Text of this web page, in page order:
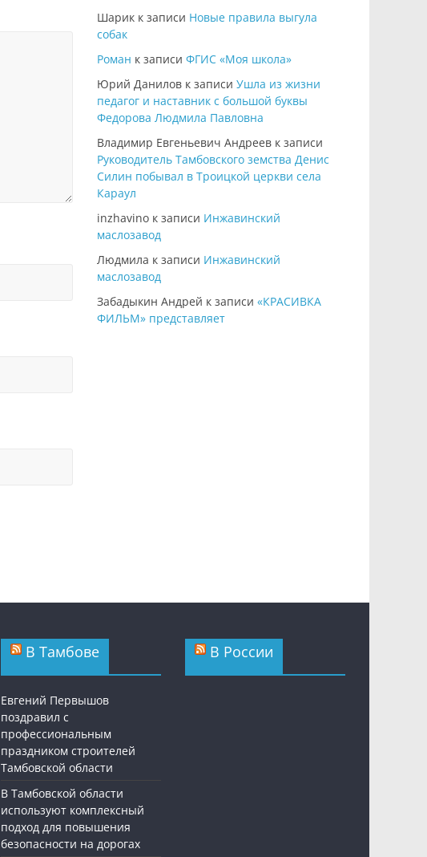
Шарик к записи Новые правила выгула
собак
Роман к записи ФГИС «Моя школа»
Юрий Данилов к записи Ушла из жизни
педагог и наставник с большой буквы
Федорова Людмила Павловна
Владимир Евгеньевич Андреев к записи
Руководитель Тамбовского земства Денис
Силин побывал в Троицкой церкви села
Караул
inzhavino к записи Инжавинский
маслозавод
Людмила к записи Инжавинский
маслозавод
Забадыкин Андрей к записи «КРАСИВКА
ФИЛЬМ» представляет
В Тамбове
Евгений Первышов
поздравил с
профессиональным
праздником строителей
Тамбовской области
В Тамбовской области
используют комплексный
подход для повышения
безопасности на дорогах
В России